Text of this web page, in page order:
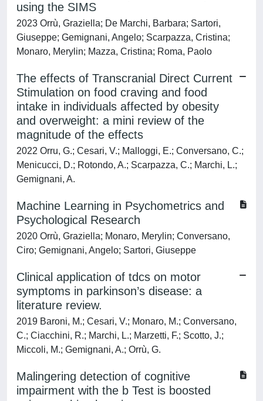
using the SIMS
2023 Orrù, Graziella; De Marchi, Barbara; Sartori,
Giuseppe; Gemignani, Angelo; Scarpazza, Cristina;
Monaro, Merylin; Mazza, Cristina; Roma, Paolo
The effects of Transcranial Direct Current
Stimulation on food craving and food
intake in individuals affected by obesity
and overweight: a mini review of the
magnitude of the effects
2022 Orru, G.; Cesari, V.; Malloggi, E.; Conversano, C.;
Menicucci, D.; Rotondo, A.; Scarpazza, C.; Marchi, L.;
Gemignani, A.
Machine Learning in Psychometrics and
Psychological Research
2020 Orrù, Graziella; Monaro, Merylin; Conversano,
Ciro; Gemignani, Angelo; Sartori, Giuseppe
Clinical application of tdcs on motor
symptoms in parkinson’s disease: a
literature review.
2019 Baroni, M.; Cesari, V.; Monaro, M.; Conversano,
C.; Ciacchini, R.; Marchi, L.; Marzetti, F.; Scotto, J.;
Miccoli, M.; Gemignani, A.; Orrù, G.
Malingering detection of cognitive
impairment with the b Test is boosted